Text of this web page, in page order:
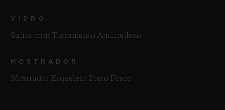
VIDRO
Safira com Tratamento Antirreflexo
MOSTRADOR
Mostrador Esqueleto Preto Fosco